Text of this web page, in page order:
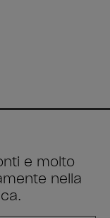
e molto
nella